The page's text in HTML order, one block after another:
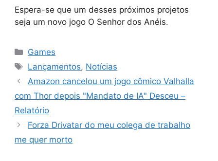
Espera-se que um desses próximos projetos
seja um novo jogo O Senhor dos Anéis.
Categorias
Games
Tags
Lançamentos, Notícias
Amazon cancelou um jogo cômico Valhalla
com Thor depois "Mandato de IA" Desceu –
Relatório
Forza Drivatar do meu colega de trabalho
me quer morto